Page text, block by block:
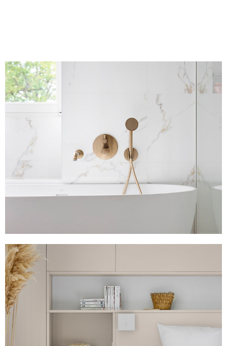
Villa Roches Grises
500 m2
Voir plus
Villa Erdre
450 m2